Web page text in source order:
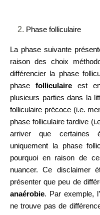
Phase folliculaire
La phase suivante
raison des choix
différencier la phase
phasefolliculaire est
plusieurs parties dans la
folliculaire précoce (i.e.
phase folliculaire tardive
arriver que certaines
uniquement la phase
pourquoi en raison de
nuancer. Ce disclaimer
présenter que peu de
anaérobie. Par exemple,
ne trouve pas de